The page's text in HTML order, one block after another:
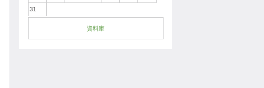
31
資料庫